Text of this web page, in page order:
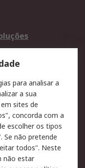
e ambiente
de cookies
de emails
para analisar a
a sua
sites de
concorda com a
escolher os tipos
Se não pretende
todos". Neste
não estar